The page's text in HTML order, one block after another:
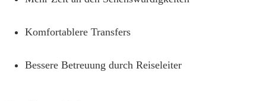
Komfortablere Transfers
Bessere Betreuung durch Reiseleiter